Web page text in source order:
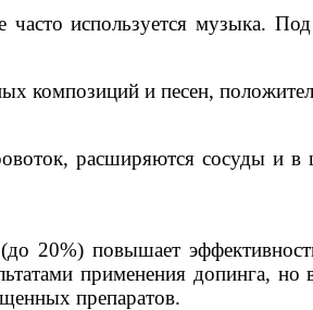
используется музыка.
композиций и песен,
расширяются сосуды и в
20%) повышает
применения допинга,
препаратов.